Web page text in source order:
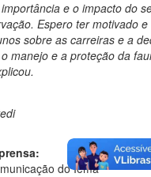
e o impacto do
Espero ter motivado e
sobre as carreiras e a
manejo e a proteção da
do Iema